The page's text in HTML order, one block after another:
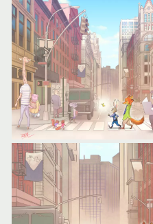
Notice: Trying to access array
Творчество